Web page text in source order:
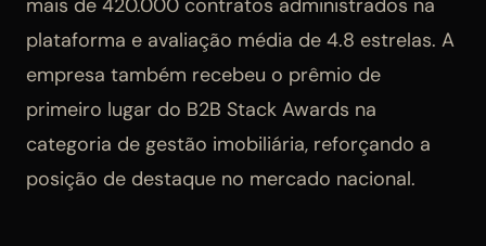
plataforma e avaliação média de 4.8 estrelas. A
empresa também recebeu o prêmio de
primeiro lugar do B2B Stack Awards na
categoria de gestão imobiliária, reforçando a
posição de destaque no mercado nacional.